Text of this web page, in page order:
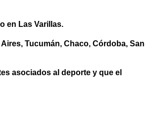
en Las Varillas.
Tucumán, Chaco, Córdoba, San
asociados al deporte y que el